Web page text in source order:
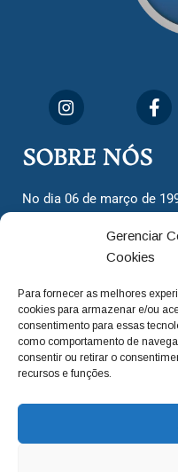
Gerenciar
Cookies
Para fornecer as melhores
cookies para armazenar e/ou
consentimento para essas
como comportamento de
consentir ou retirar o
recursos e funções.
SOBRE NÓS
No dia 06 de março de
cidadãos valinhenses, já
dois jornais. Há mais de
com o foco de trazer as
deixamos de lado as
questionando os órgãos
para a cidade e sempre
adm@jtv.com.br